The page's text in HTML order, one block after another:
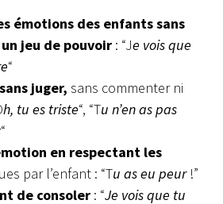
émotions des enfants sans
jeu de pouvoir : “Je vois que
“
juger, sans commenter ni
h, tu es triste“, “Tu n’en as pas
“
en respectant les
par l’enfant : “Tu as eu peur!”
de consoler : “Je vois que tu